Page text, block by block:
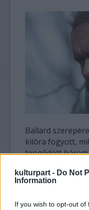
kulturpart - Do Not
Information
If you wish to opt-out
Ballard
kilóra fogyott,
tengődött
alkalmanként
néha hálózsák